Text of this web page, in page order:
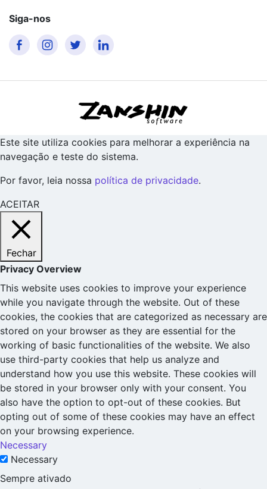
Siga-nos
Este site utiliza cookies para melhorar a experiência na
navegação e teste do sistema.
Por favor, leia nossa política de privacidade.
ACEITAR
Fechar
Privacy Overview
This website uses cookies to improve your experience
while you navigate through the website. Out of these
cookies, the cookies that are categorized as necessary are
stored on your browser as they are essential for the
working of basic functionalities of the website. We also
use third-party cookies that help us analyze and
understand how you use this website. These cookies will
be stored in your browser only with your consent. You
also have the option to opt-out of these cookies. But
opting out of some of these cookies may have an effect
on your browsing experience.
Necessary
Necessary
Sempre ativado